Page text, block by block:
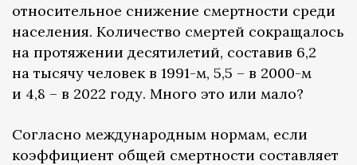
относительное снижение смертности среди
населения. Количество смертей сокращалось
на протяжении десятилетий, составив 6,2
на тысячу человек в 1991-м, 5,5 – в 2000-м
и 4,8 – в 2022 году. Много это или мало?
Согласно международным нормам, если
коэффициент общей смертности составляет